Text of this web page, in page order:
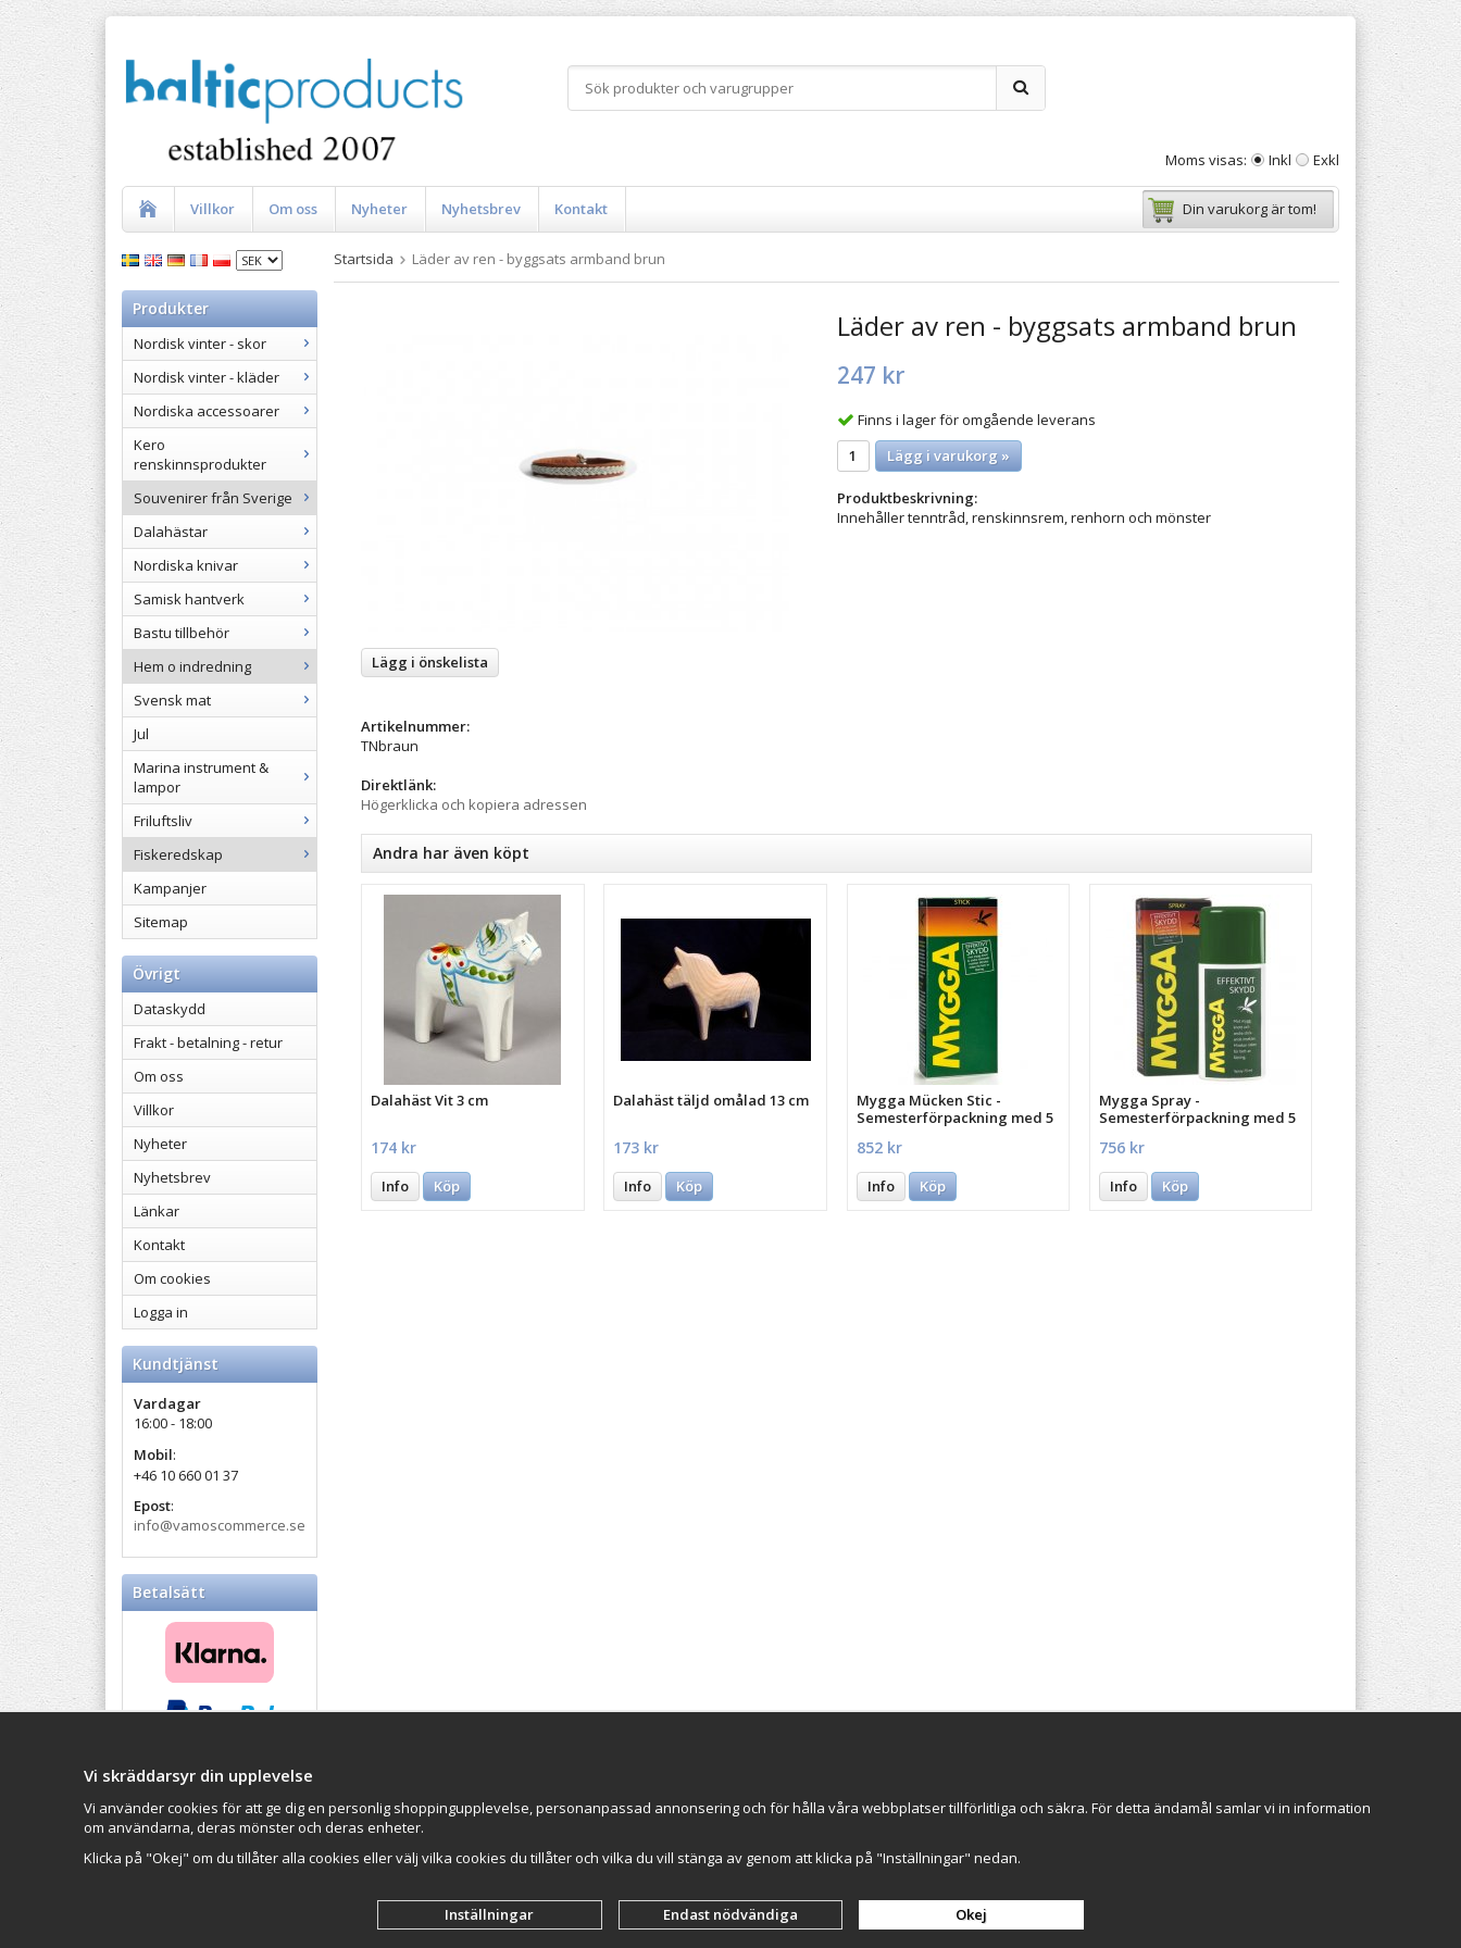
Moms visas: Inkl Exkl
Villkor Om oss Nyheter Nyhetsbrev Kontakt Din varukorg är tom!
Produkter
Nordisk vinter - skor
Nordisk vinter - kläder
Nordiska accessoarer
Kero
renskinnsprodukter
Souvenirer från Sverige
Dalahästar
Nordiska knivar
Samisk hantverk
Bastu tillbehör
Hem o indredning
Svensk mat
Jul
Marina instrument &
lampor
Friluftsliv
Fiskeredskap
Kampanjer
Sitemap
Övrigt
Dataskydd
Frakt - betalning - retur
Om oss
Villkor
Nyheter
Nyhetsbrev
Länkar
Kontakt
Om cookies
Logga in
Kundtjänst
Vardagar
16:00 - 18:00
Mobil:
+46 10 660 01 37
Epost:
info@vamoscommerce.se
Betalsätt
Startsida Läder av ren - byggsats armband brun
Läder av ren - byggsats armband brun
247 kr
Finns i lager för omgående leverans
Lägg i varukorg »
Produktbeskrivning:
Innehåller tenntråd, renskinnsrem, renhorn och mönster
Lägg i önskelista
Artikelnummer:
TNbraun
Direktlänk:
Högerklicka och kopiera adressen
Andra har även köpt
Dalahäst Vit 3 cm
174 kr
Info Köp
Dalahäst täljd omålad 13 cm
173 kr
Info Köp
Mygga Mücken Stic -
Semesterförpackning med 5
852 kr
Info Köp
Mygga Spray -
Semesterförpackning med 5
756 kr
Info Köp
Balticproducts.eu- Your
Northern European online
storesince 2007
Anmäl mig
VAMOS Commerce AB
Organisationsnummer: 559502-0453
Drift & produktion:Wikinggruppen
Vi skräddarsyr din upplevelse
Vi använder cookies för att ge dig en personlig shoppingupplevelse, personanpassad annonsering och för hålla våra webbplatser tillförlitliga och säkra. För detta ändamål samlar vi in information
om användarna, deras mönster och deras enheter.
Klicka på "Okej" om du tillåter alla cookies eller välj vilka cookies du tillåter och vilka du vill stänga av genom att klicka på "Inställningar" nedan.
Inställningar Endast nödvändiga Okej